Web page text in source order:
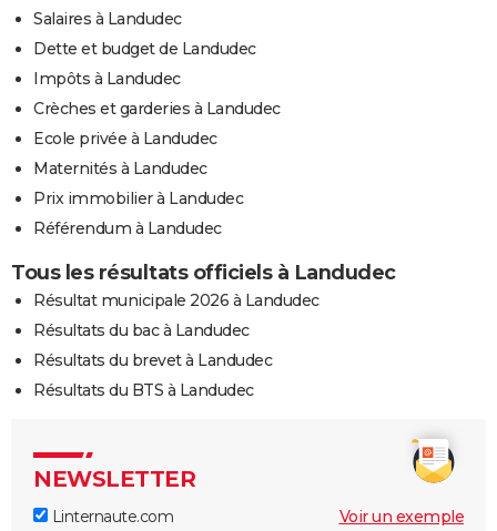
Salaires à Landudec
Dette et budget de Landudec
Impôts à Landudec
Crèches et garderies à Landudec
Ecole privée à Landudec
Maternités à Landudec
Prix immobilier à Landudec
Référendum à Landudec
Tous les résultats officiels à Landudec
Résultat municipale 2026 à Landudec
Résultats du bac à Landudec
Résultats du brevet à Landudec
Résultats du BTS à Landudec
NEWSLETTER
Linternaute.com Voir un exemple